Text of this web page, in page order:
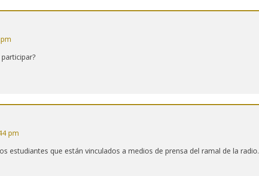
pm
estudiantes que están vinculados a medios de prensa del ramal de la radio.